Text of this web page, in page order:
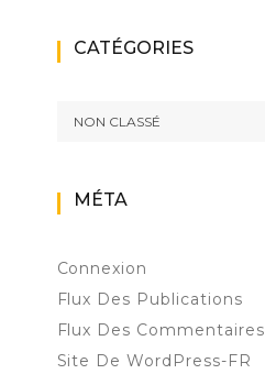
CATÉGORIES
NON CLASSÉ
MÉTA
Connexion
Flux Des Publications
Flux Des Commentaires
Site De WordPress-FR